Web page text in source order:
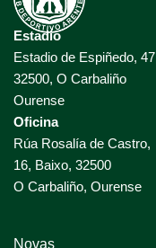
Estadio
Estadio de Espiñedo, 47
32500, O Carbaliño
Ourense
Oficina
Rúa Rosalía de Castro,
16, Baixo, 32500
O Carbaliño, Ourense
Novas